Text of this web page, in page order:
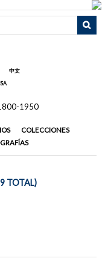
中文
COLECCIONES
TOTAL)